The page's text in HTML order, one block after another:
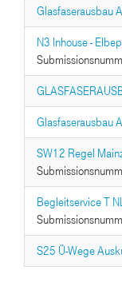
Glasfaserausbau
N3 Inhouse -
Glasfaserausbau
SW12 Regel
Begleitservice T
S25 Ü-Wege